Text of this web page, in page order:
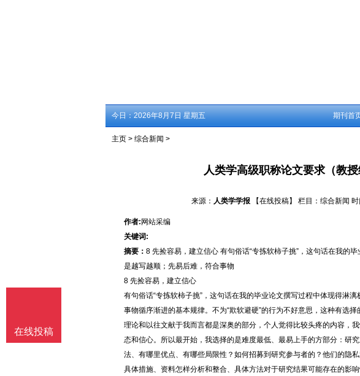
今日：2026年8月7日 星期五 期刊首
主页 > 综合新闻 >
人类学高级职称论文要求（教
来源： 人类学学报 【在线投稿】 栏目： 综合新闻
作者: 网站采编
关键词:
摘要： 8 先捡容易，建立信心 有句俗话“专拣软柿子挑”，这句话在我的
是越写越顺；先易后难，符合事物
8 先捡容易，建立信心
有句俗话“专拣软柿子挑”，这句话在我的毕业论文撰写过程中体现得淋
事物循序渐进的基本规律。不为“欺软避硬”的行为不好意思，这种有选
理论和以往文献于我而言都是深奥的部分，个人觉得比较头疼的内容，
态和信心。所以最开始，我选择的是难度最低、最易上手的方部分：研
法、有哪里优点、有哪些局限性？如何招募到研究参与者的？他们的隐
具体措施、资料怎样分析和整合、具体方法对于研究结果可能存在的
在线投稿